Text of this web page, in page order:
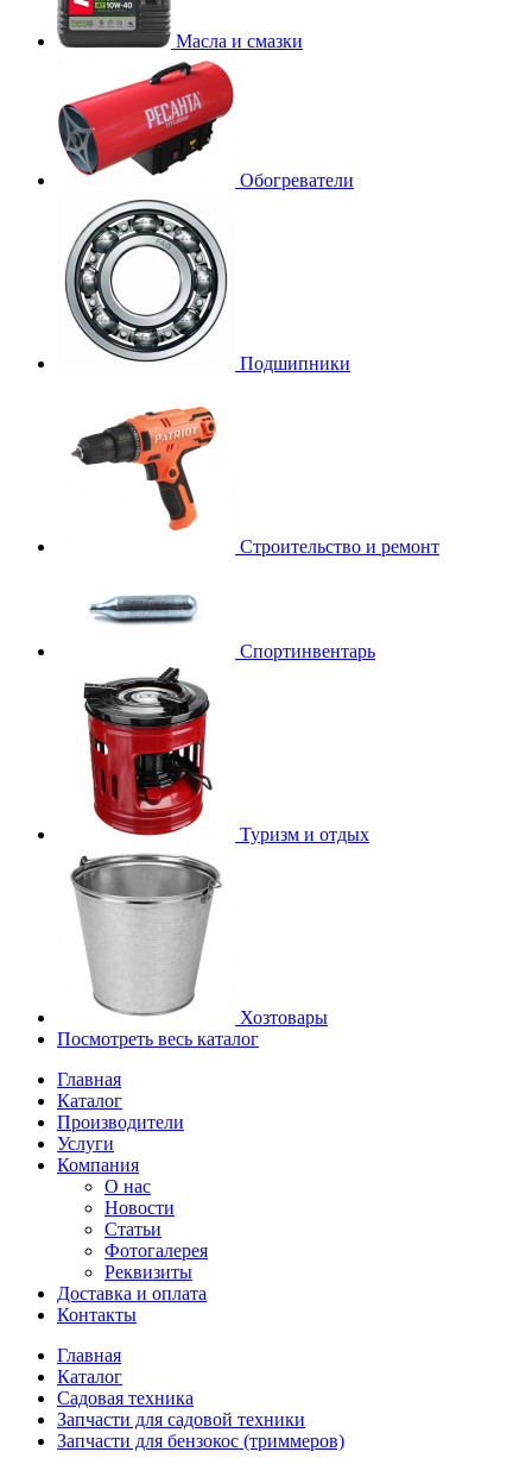
Масла и смазки
Обогреватели
Подшипники
Строительство и ремонт
Спортинвентарь
Туризм и отдых
Хозтовары
Посмотреть весь каталог
Главная
Каталог
Производители
Услуги
Компания
О нас
Новости
Статьи
Фотогалерея
Реквизиты
Доставка и оплата
Контакты
Главная
Каталог
Садовая техника
Запчасти для садовой техники
Запчасти для бензокос (триммеров)